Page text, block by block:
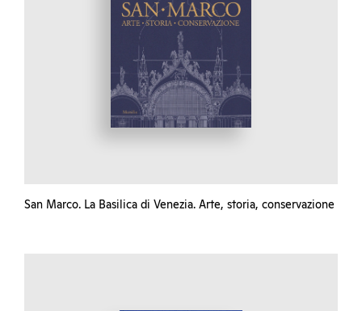
San Marco. La Basilica di Venezia. Arte, storia, conservazione